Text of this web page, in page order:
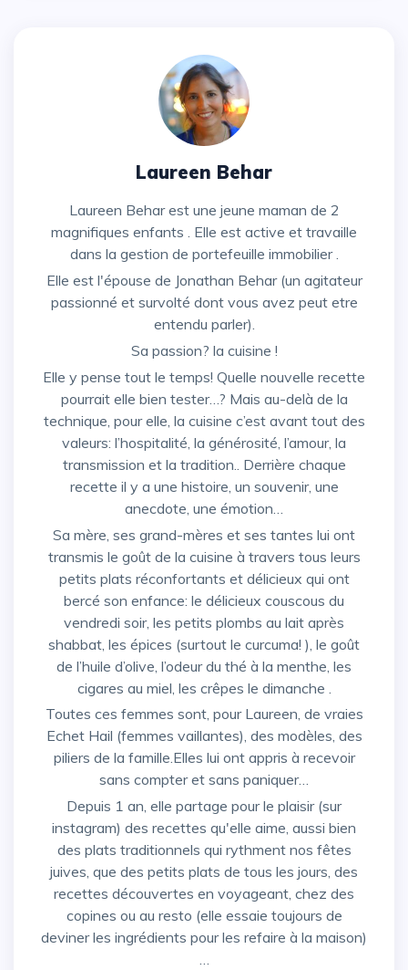
Laureen Behar
Laureen Behar est une jeune maman de 2
magnifiques enfants . Elle est active et travaille
dans la gestion de portefeuille immobilier .
Elle est l'épouse de Jonathan Behar (un agitateur
passionné et survolté dont vous avez peut etre
entendu parler).
Sa passion? la cuisine !
Elle y pense tout le temps! Quelle nouvelle recette
pourrait elle bien tester…? Mais au-delà de la
technique, pour elle, la cuisine c’est avant tout des
valeurs: l’hospitalité, la générosité, l’amour, la
transmission et la tradition.. Derrière chaque
recette il y a une histoire, un souvenir, une
anecdote, une émotion…
Sa mère, ses grand-mères et ses tantes lui ont
transmis le goût de la cuisine à travers tous leurs
petits plats réconfortants et délicieux qui ont
bercé son enfance: le délicieux couscous du
vendredi soir, les petits plombs au lait après
shabbat, les épices (surtout le curcuma! ), le goût
de l’huile d’olive, l’odeur du thé à la menthe, les
cigares au miel, les crêpes le dimanche .
Toutes ces femmes sont, pour Laureen, de vraies
Echet Hail (femmes vaillantes), des modèles, des
piliers de la famille.Elles lui ont appris à recevoir
sans compter et sans paniquer…
Depuis 1 an, elle partage pour le plaisir (sur
instagram) des recettes qu'elle aime, aussi bien
des plats traditionnels qui rythment nos fêtes
juives, que des petits plats de tous les jours, des
recettes découvertes en voyageant, chez des
copines ou au resto (elle essaie toujours de
deviner les ingrédients pour les refaire à la maison)
…